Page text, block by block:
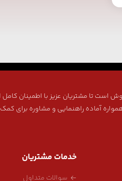
است تا مشتریان عزیز با اطمینان کامل
آماده راهنمایی و مشاوره برای
خدمات مشتریان
سوالات متداول